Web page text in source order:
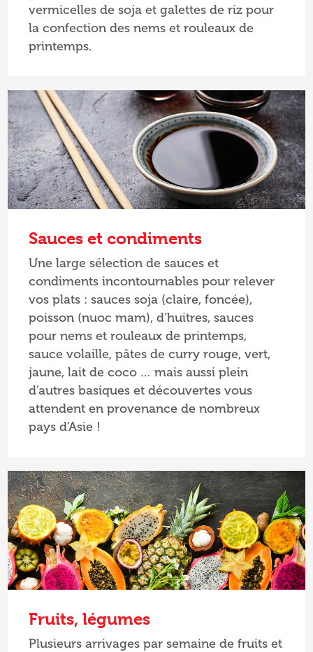
vermicelles de soja et galettes de riz pour
la confection des nems et rouleaux de
printemps.
Sauces et condiments
Une large sélection de sauces et
condiments incontournables pour relever
vos plats : sauces soja (claire, foncée),
poisson (nuoc mam), d’huitres, sauces
pour nems et rouleaux de printemps,
sauce volaille, pâtes de curry rouge, vert,
jaune, lait de coco … mais aussi plein
d’autres basiques et découvertes vous
attendent en provenance de nombreux
pays d’Asie !
Fruits, légumes
Plusieurs arrivages par semaine de fruits et